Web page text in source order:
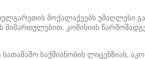
მოქალაქეებს უმაღლესი
კომისიის
საქმიანობის ლიცენზიას,